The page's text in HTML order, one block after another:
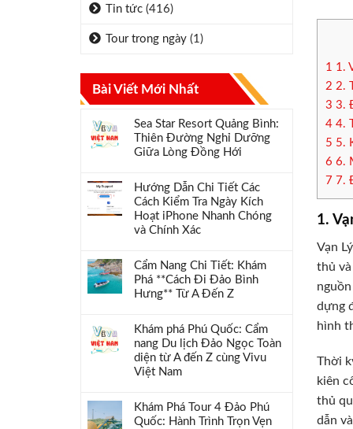
Tin tức (416)
Tour trong ngày (1)
Bài Viết Mới Nhất
Sea Star Resort Quảng Bình:
Thiên Đường Nghỉ Dưỡng
Giữa Lòng Đồng Hới
Hướng Dẫn Chi Tiết Các
Cách Kiểm Tra Ngày Kích
Hoạt iPhone Nhanh Chóng
và Chính Xác
Cẩm Nang Chi Tiết: Khám
Phá **Cách Đi Đảo Bình
Hưng** Từ A Đến Z
Khám phá Phú Quốc: Cẩm
nang Du lịch Đảo Ngọc Toàn
diện từ A đến Z cùng Vivu
Việt Nam
Khám Phá Tour 4 Đảo Phú
Quốc: Hành Trình Trọn Vẹn
1 1.
2 2.
3 3.
4 4.
5 5.
6 6.
7 7.
1.
Vạn
thủ
dựng
hình
Thời
kiên
thủ
dẫn